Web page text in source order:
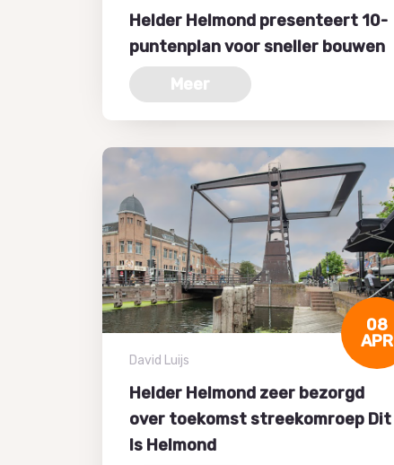
Helder Helmond presenteert 10-
puntenplan voor sneller bouwen
Meer
08
APR
David Luijs
Helder Helmond zeer bezorgd
over toekomst streekomroep Dit
Is Helmond